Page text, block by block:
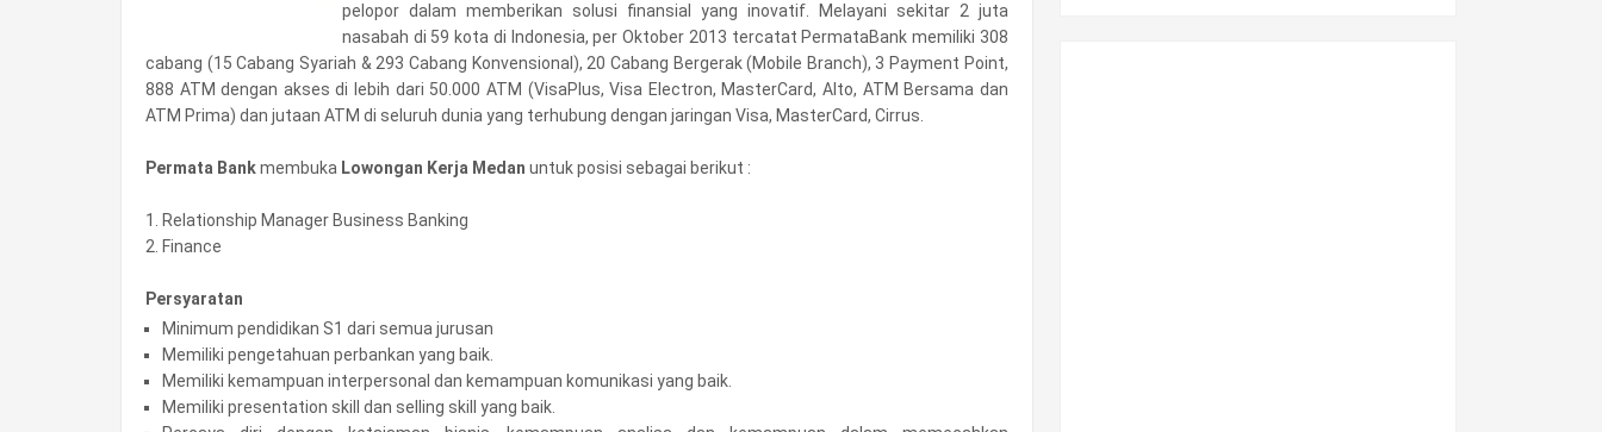
pelopor dalam memberikan solusi finansial yang inovatif. Melayani sekitar 2 juta
nasabah di 59 kota di Indonesia, per Oktober 2013 tercatat PermataBank memiliki 308
cabang (15 Cabang Syariah & 293 Cabang Konvensional), 20 Cabang Bergerak (Mobile Branch), 3 Payment Point,
888 ATM dengan akses di lebih dari 50.000 ATM (VisaPlus, Visa Electron, MasterCard, Alto, ATM Bersama dan
ATM Prima) dan jutaan ATM di seluruh dunia yang terhubung dengan jaringan Visa, MasterCard, Cirrus.
Permata Bankmembuka Lowongan Kerja Medan untuk posisi sebagai berikut :
1. Relationship Manager Business Banking
2. Finance
Persyaratan
Minimum pendidikan S1 dari semua jurusan
Memiliki pengetahuan perbankan yang baik.
Memiliki kemampuan interpersonal dan kemampuan komunikasi yang baik.
Memiliki presentation skill dan selling skill yang baik.